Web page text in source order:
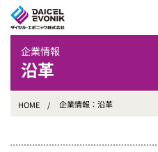
企業情報
沿革
HOME 企業情報：沿革